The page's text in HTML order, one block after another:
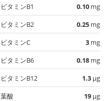
ビタミンB1
0.10 mg
ビタミンB2
0.25 mg
ビタミンC
3 mg
ビタミンB6
0.18 mg
ビタミンB12
1.3 µg
葉酸
19 µg